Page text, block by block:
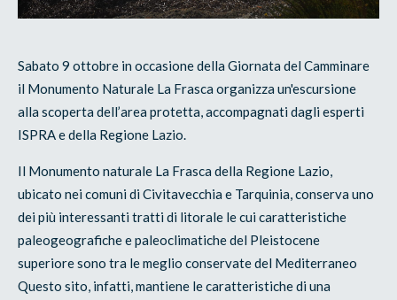
Sabato 9 ottobre in occasione della Giornata del Camminare
il Monumento Naturale La Frasca organizza un'escursione
alla scoperta dell’area protetta, accompagnati dagli esperti
ISPRA e della Regione Lazio.
Il Monumento naturale La Frasca della Regione Lazio,
ubicato nei comuni di Civitavecchia e Tarquinia, conserva uno
dei più interessanti tratti di litorale le cui caratteristiche
paleogeografiche e paleoclimatiche del Pleistocene
superiore sono tra le meglio conservate del Mediterraneo
Questo sito, infatti, mantiene le caratteristiche di una